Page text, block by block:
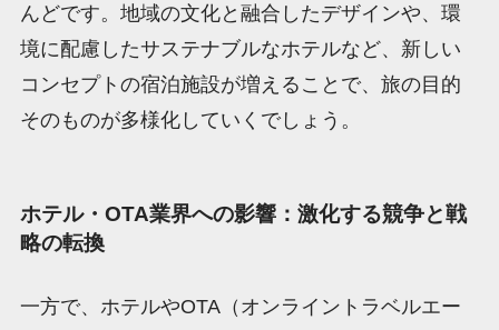
んどです。地域の文化と融合したデザインや、環
境に配慮したサステナブルなホテルなど、新しい
コンセプトの宿泊施設が増えることで、旅の目的
そのものが多様化していくでしょう。
ホテル・OTA業界への影響：激化する競争と戦
略の転換
一方で、ホテルやOTA（オンライントラベルエー